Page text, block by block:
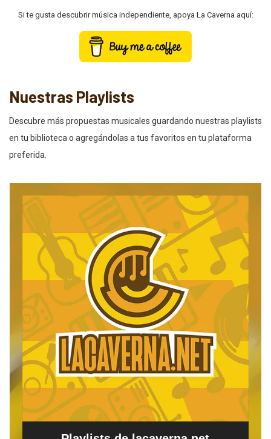
Si te gusta descubrir música independiente, apoya La Caverna aquí:
Nuestras Playlists
Descubre más propuestas musicales guardando nuestras playlists
en tu biblioteca o agregándolas a tus favoritos en tu plataforma
preferida.